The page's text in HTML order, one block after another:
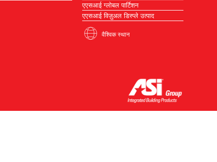
एएसआई ग्लोबल पार्टिशन
एएसआई विज़ुअल डिस्प्ले उत्पाद
वैश्विक स्थान